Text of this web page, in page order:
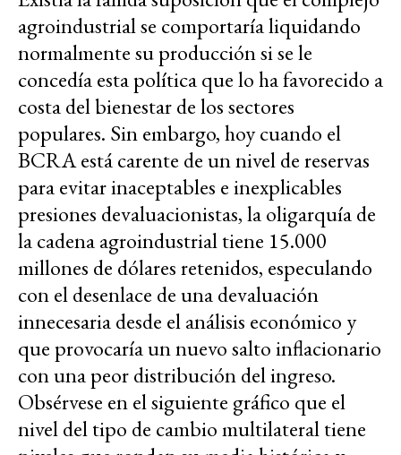
agroindustrial se comportaría liquidando
normalmente su producción si se le
concedía esta política que lo ha favorecido a
costa del bienestar de los sectores
populares. Sin embargo, hoy cuando el
BCRA está carente de un nivel de reservas
para evitar inaceptables e inexplicables
presiones devaluacionistas, la oligarquía de
la cadena agroindustrial tiene 15.000
millones de dólares retenidos, especulando
con el desenlace de una devaluación
innecesaria desde el análisis económico y
que provocaría un nuevo salto inflacionario
con una peor distribución del ingreso.
Obsérvese en el siguiente gráfico que el
nivel del tipo de cambio multilateral tiene